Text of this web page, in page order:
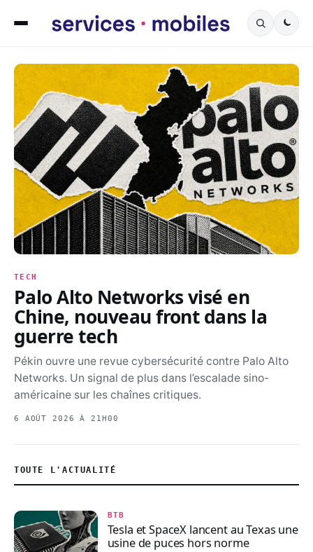
Servicesmobiles.fr —
TECH
Palo Alto Networks visé en
Chine, nouveau front dans la
guerre tech
Pékin ouvre une revue cybersécurité contre Palo Alto
Networks. Un signal de plus dans l’escalade sino-
américaine sur les chaînes critiques.
6 AOÛT 2026 À 21H00
TOUTE L'ACTUALITÉ
BTB
Tesla et SpaceX lancent au Texas une
usine de puces hors norme